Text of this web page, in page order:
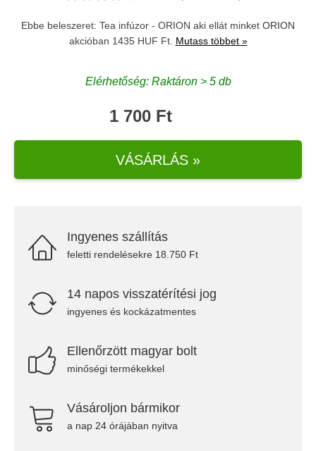
Ebbe beleszeret: Tea infúzor - ORION aki ellát minket ORION
akcióban 1435 HUF Ft. Mutass többet »
Elérhetőség: Raktáron > 5 db
1 700 Ft
VÁSÁRLÁS »
Ingyenes szállítás
feletti rendelésekre 18.750 Ft
14 napos visszatérítési jog
ingyenes és kockázatmentes
Ellenőrzött magyar bolt
minőségi termékekkel
Vásároljon bármikor
a nap 24 órájában nyitva